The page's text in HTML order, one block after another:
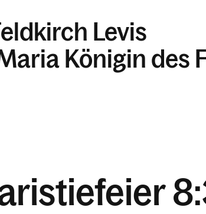
Levis
Königin des